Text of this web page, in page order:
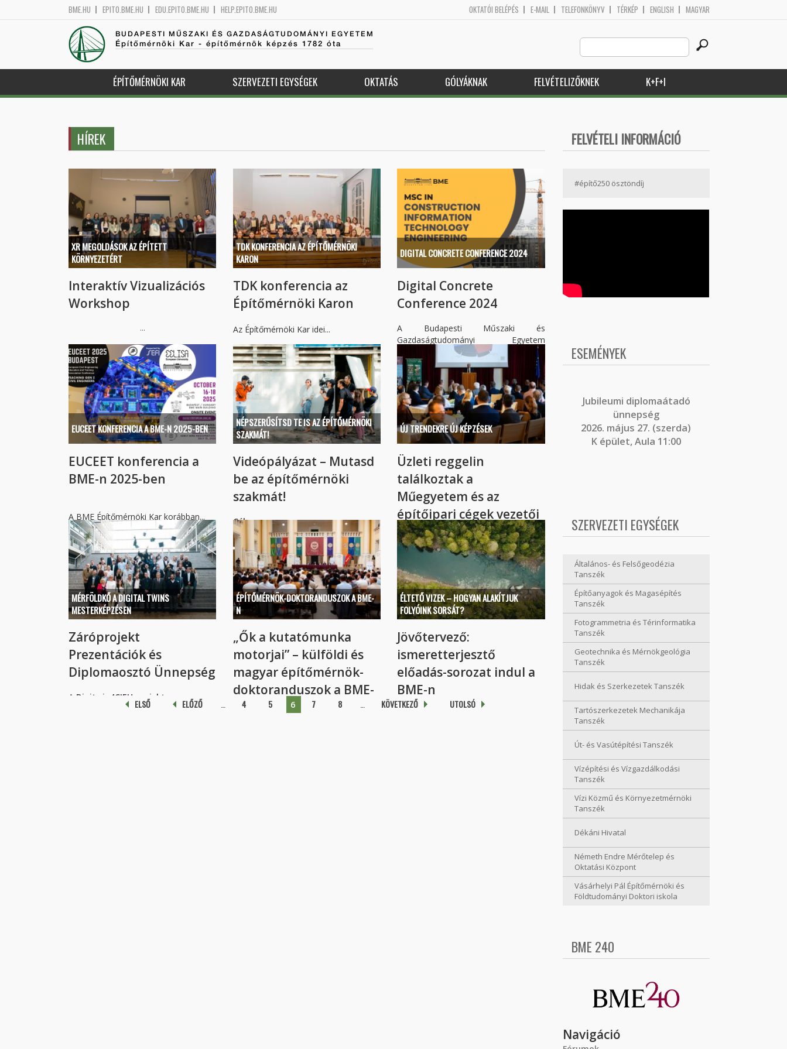
BME.HU EPITO.BME.HU EDU.EPITO.BME.HU HELP.EPITO.BME.HU OKTATÓI BELÉPÉS E-MAIL TELEFONKÖNYV TÉRKÉP ENGLISH MAGYAR
BUDAPESTI MŰSZAKI ÉS GAZDASÁGTUDOMÁNYI EGYETEM
Építőmérnöki Kar - építőmérnök képzés 1782 óta
Search
this
site
ÉPÍTŐMÉRNÖKI KAR SZERVEZETI EGYSÉGEK OKTATÁS GÓLYÁKNAK FELVÉTELIZŐKNEK K+F+I
HÍREK
XR MEGOLDÁSOK AZ ÉPÍTETT
KÖRNYEZETÉRT
Interaktív Vizualizációs
Workshop
...
TDK KONFERENCIA AZ ÉPÍTŐMÉRNÖKI
KARON
TDK konferencia az
Építőmérnöki Karon
Az Építőmérnöki Kar idei...
DIGITAL CONCRETE CONFERENCE 2024
Digital Concrete
Conference 2024
A Budapesti Műszaki és
Gazdaságtudományi Egyetem
Építőmérnöki Karán...
EUCEET KONFERENCIA A BME-N 2025-BEN
EUCEET konferencia a
BME-n 2025-ben
A BME Építőmérnöki Kar korábban...
NÉPSZERŰSÍTSD TE IS AZ ÉPÍTŐMÉRNÖKI
SZAKMÁT!
Videópályázat – Mutasd
be az építőmérnöki
szakmát!
Cél: ...
ÚJ TRENDEKRE ÚJ KÉPZÉSEK
Üzleti reggelin
találkoztak a
Műegyetem és az
építőipari cégek vezetői
Az első BME-Connecten szóba...
MÉRFÖLDKŐ A DIGITAL TWINS
MESTERKÉPZÉSEN
Záróprojekt
Prezentációk és
Diplomaosztó Ünnepség
A Digitwin4CIEU projekt...
ÉPÍTŐMÉRNÖK-DOKTORANDUSZOK A BME-
N
„Ők a kutatómunka
motorjai” – külföldi és
magyar építőmérnök-
doktoranduszok a BME-
ÉLTETŐ VIZEK – HOGYAN ALAKÍTJUK
FOLYÓINK SORSÁT?
Jövőtervező:
ismeretterjesztő
előadás-sorozat indul a
BME-n
ELSŐ ELŐZŐ 4 5 6 7 8 KÖVETKEZŐ UTOLSÓ
FELVÉTELI INFORMÁCIÓ
#építő250 ösztöndíj
ESEMÉNYEK
Jubileumi diplomaátadó
ünnepség
2026. május 27. (szerda)
K épület, Aula 11:00
SZERVEZETI EGYSÉGEK
Általános- és Felsőgeodézia
Tanszék
Építőanyagok és Magasépítés
Tanszék
Fotogrammetria és Térinformatika
Tanszék
Geotechnika és Mérnökgeológia
Tanszék
Hidak és Szerkezetek Tanszék
Tartószerkezetek Mechanikája
Tanszék
Út- és Vasútépítési Tanszék
Vízépítési és Vízgazdálkodási
Tanszék
Vízi Közmű és Környezetmérnöki
Tanszék
Dékáni Hivatal
Németh Endre Mérőtelep és
Oktatási Központ
Vásárhelyi Pál Építőmérnöki és
Földtudományi Doktori iskola
BME 240
Navigáció